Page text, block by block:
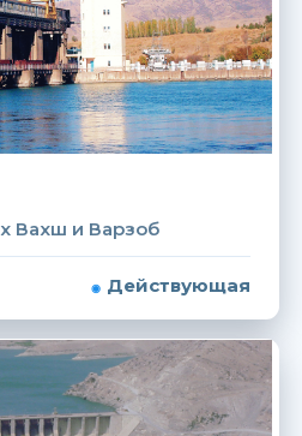
Вахш и Варзоб
Действующая